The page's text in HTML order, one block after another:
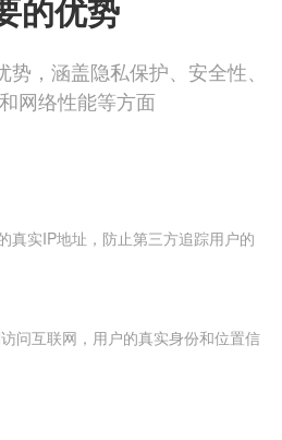
的优势
，涵盖隐私保护、安全性、
网络性能等方面
真实IP地址，防止第三方追踪用户的
问互联网，用户的真实身份和位置信